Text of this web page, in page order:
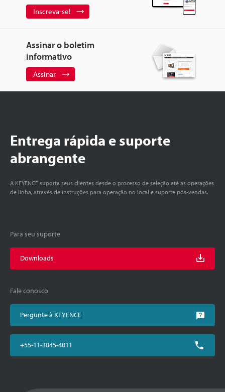
Inscreva-se!
Assinar o boletim
informativo
Assinar
Entrega rápida e suporte
abrangente
A KEYENCE suporta seus clientes desde o processo de seleção até as operações
de linha, através de instruções para operação no local e suporte pós-vendas.
Para seu suporte
Downloads
Fale conosco
Pergunte à KEYENCE
+55-11-3045-4011